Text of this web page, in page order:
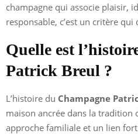
champagne qui associe plaisir,
responsable, c’est un critère
Quelle est
Patrick Breul ?
L’histoire du Champagne
maison ancrée dans la tradition
approche familiale et un lien